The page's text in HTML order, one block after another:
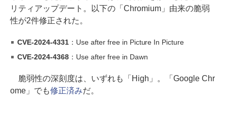
リティアップデート。以下の「Chromium」由来の脆弱
性が2件修正された。
CVE-2024-4331：Use after free in Picture In Picture
CVE-2024-4368：Use after free in Dawn
脆弱性の深刻度は、いずれも「High」。「Google Chr
ome」でも修正済みだ。